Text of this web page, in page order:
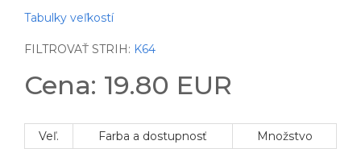
Tabulky veľkostí
FILTROVAŤ STRIH: K64
Cena: 19.80 EUR
Veľ. Farba a dostupnosť Množstvo